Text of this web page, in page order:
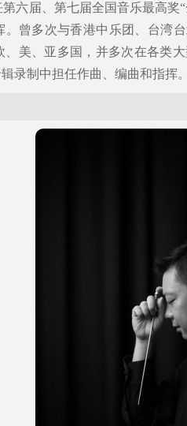
六届、第七届全国音乐最高奖
。曾多次与香港中乐团、台湾
、美、亚多国，并多次在各类
录制中担任作曲、编曲和指挥。